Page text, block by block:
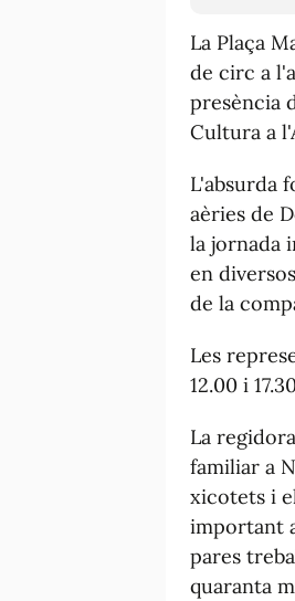
La Plaça
de circ a
presència
Cultura a
L'absurda
aèries de
la jornada
en
de la
Les
12.00 i
La
familiar a
xicotets i
important
pares
quaranta